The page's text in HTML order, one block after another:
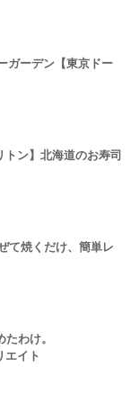
ガーデン【東京ドー
ン】北海道のお寿司
て焼くだけ、簡単レ
わけ。
エイト